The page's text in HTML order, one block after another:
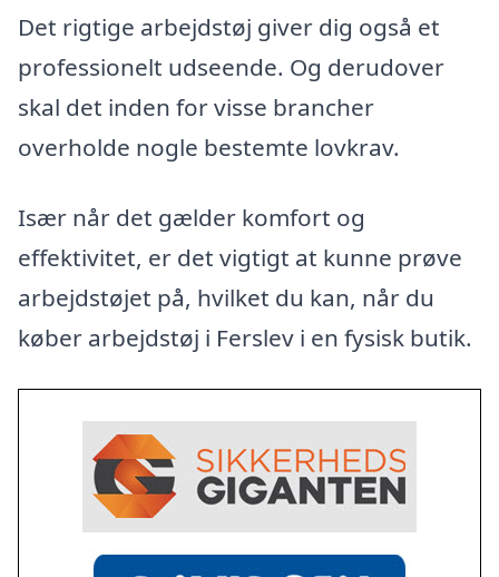
Det rigtige arbejdstøj giver dig også et
professionelt udseende. Og derudover
skal det inden for visse brancher
overholde nogle bestemte lovkrav.
Især når det gælder komfort og
effektivitet, er det vigtigt at kunne prøve
arbejdstøjet på, hvilket du kan, når du
køber arbejdstøj i Ferslev i en fysisk butik.